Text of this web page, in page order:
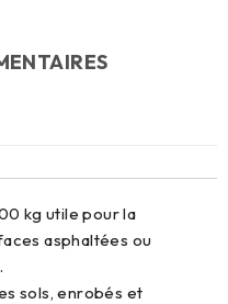
kg utile pour la
asphaltées ou
sols, enrobés et